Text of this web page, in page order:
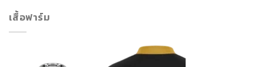
เสื้อฟาร์ม